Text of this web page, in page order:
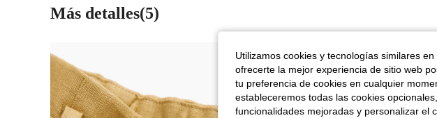
Más detalles(5)
Utilizamos cookies y tecnologías similares
ofrecerte la mejor experiencia de sitio web
tu preferencia de cookies en cualquier
estableceremos todas las cookies
funcionalidades mejoradas y personalizar el